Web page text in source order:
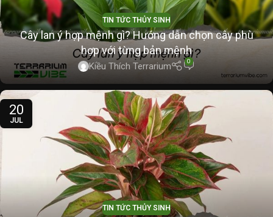
TIN TỨC THỦY SINH
Cây lan ý hợp mệnh gì? Hướng dẫn chọn cây phù
hợp với từng bản mệnh
Kiều Thích Terrarium 0
20
JUL
TIN TỨC THỦY SINH